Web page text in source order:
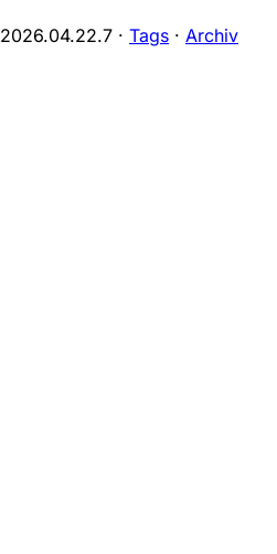
2026.04.22.7 · Tags · Archiv